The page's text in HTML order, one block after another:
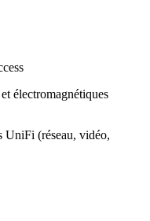
électromagnétiques
UniFi (réseau, vidéo,